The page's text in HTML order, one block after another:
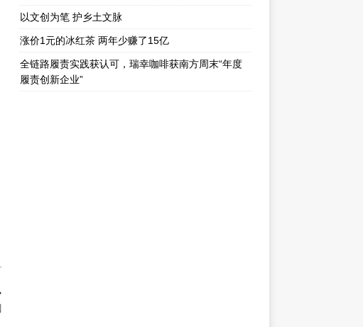
以文创为笔 护乡土文脉
涨价1元的冰红茶 两年少赚了15亿
全链路履责实践获认可，瑞幸咖啡获南方周末“年度
履责创新企业”